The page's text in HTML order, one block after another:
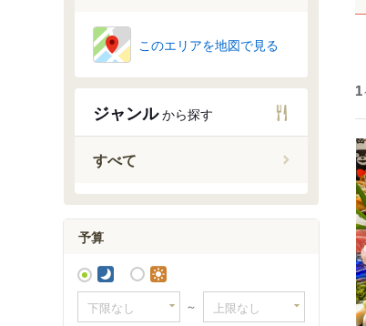
このエリアを地図で見る
ジャンルから探す
すべて
予算
～
1